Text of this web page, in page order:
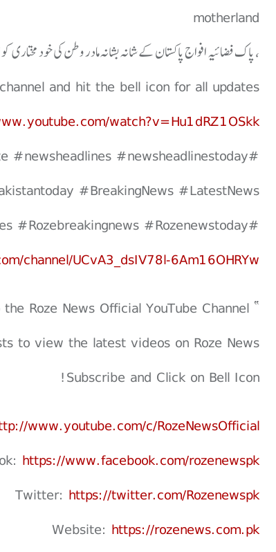
motherland
، پاک فضائیہ افواج پاکستان کے شانہ بشانہ مادر وطن کی خود
and hit the bell icon for all updates.
watch?v=Hu1dRZ1OSkk
#newsheadlines #newsheadlinestoday
#BreakingNews #LatestNews
#Topnews #Rozenewsupdate #Rozenewsheadlines #Rozebreakingnews #Rozenewstoday
channel/UCvA3_dsIV78l-6Am16OHRYw
” Welcome to the Roze News Official YouTube Channel "
to view the latest videos on Roze News
Subscribe and Click on Bell Icon!
www.youtube.com/c/RozeNewsOfficial
https://www.facebook.com/rozenewspk
Twitter: https://twitter.com/Rozenewspk
Website: https://rozenews.com.pk